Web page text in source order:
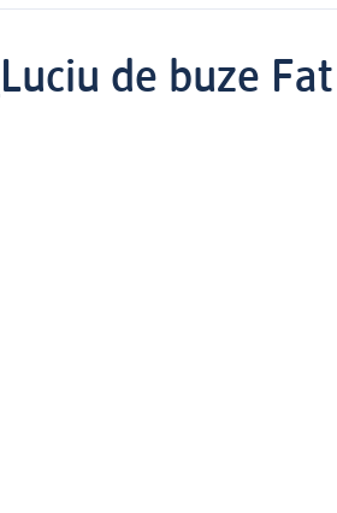
Luciu de buze